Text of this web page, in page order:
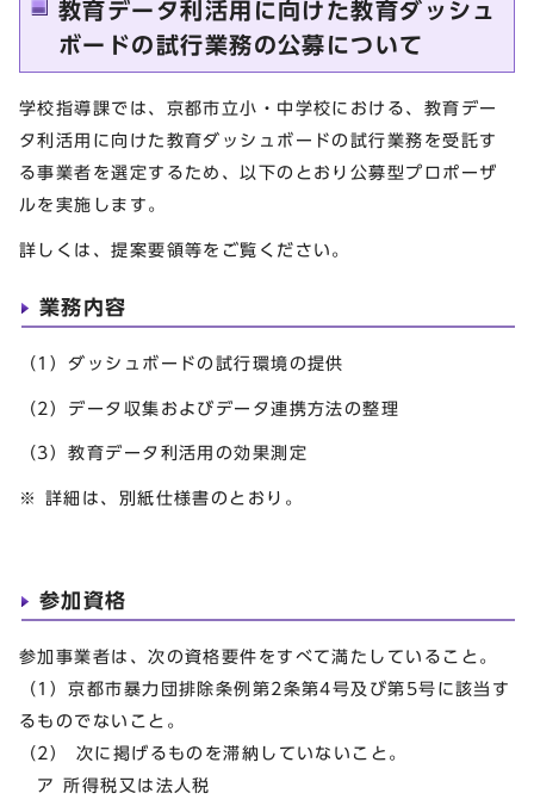
教育データ利活用に向けた教育ダッシュ
ボードの試行業務の公募について
学校指導課では、京都市立小・中学校における、教育デー
タ利活用に向けた教育ダッシュボードの試行業務を受託す
る事業者を選定するため、以下のとおり公募型プロポーザ
ルを実施します。
詳しくは、提案要領等をご覧ください。
業務内容
（1）ダッシュボードの試行環境の提供
（2）データ収集およびデータ連携方法の整理
（3）教育データ利活用の効果測定
※ 詳細は、別紙仕様書のとおり。
参加資格
参加事業者は、次の資格要件をすべて満たしていること。
（1）京都市暴力団排除条例第2条第4号及び第5号に該当す
るものでないこと。
（2） 次に掲げるものを滞納していないこと。
ア 所得税又は法人税